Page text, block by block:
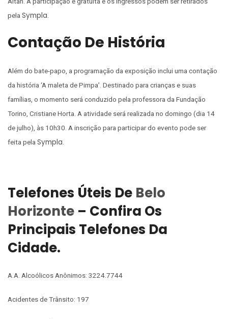
pela Sympla
Contação De História
Além do bate-papo, a programação da exposição inclui uma contação
da história ‘A maleta de Pimpa’. Destinado para crianças e suas
famílias, o momento será conduzido pela professora da Fundação
Torino, Cristiane Horta. A atividade será realizada no domingo (dia 14
de julho), às 10h30. A inscrição para participar do evento pode ser
feita pelaSympla.
Telefones Úteis De Belo
Horizonte – Confira Os
Principais Telefones Da
Cidade.
A.A. Alcoólicos Anônimos: 3224.7744
Acidentes de Trânsito: 197